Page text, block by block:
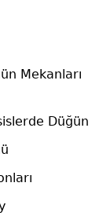
Mekanları
Düğün